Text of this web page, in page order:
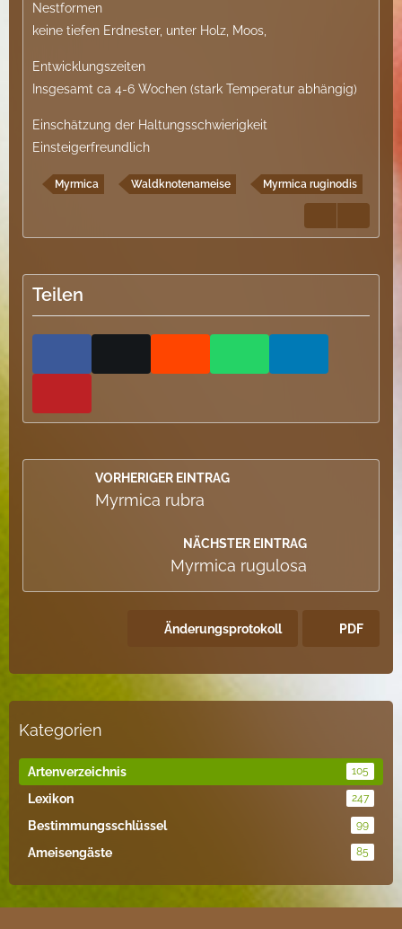
Nestformen
keine tiefen Erdnester, unter Holz, Moos,
Entwicklungszeiten
Insgesamt ca 4-6 Wochen (stark Temperatur abhängig)
Einschätzung der Haltungsschwierigkeit
Einsteigerfreundlich
Myrmica Waldknotenameise Myrmica ruginodis
Teilen
VORHERIGER EINTRAG
Myrmica rubra
NÄCHSTER EINTRAG
Myrmica rugulosa
Änderungsprotokoll PDF
Kategorien
Artenverzeichnis 105
Lexikon 247
Bestimmungsschlüssel 99
Ameisengäste 85